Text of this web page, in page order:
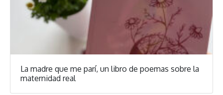
La madre que me parí, un libro de poemas sobre la
maternidad real